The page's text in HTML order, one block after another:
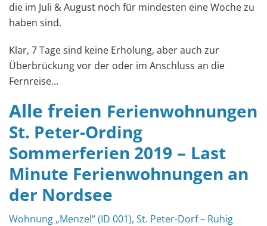
die im Juli & August noch für mindesten eine Woche zu
haben sind.
Klar, 7 Tage sind keine Erholung, aber auch zur
Überbrückung vor der oder im Anschluss an die
Fernreise…
Alle freien Ferienwohnungen
St. Peter-Ording
Sommerferien 2019 – Last
Minute Ferienwohnungen an
der Nordsee
Wohnung „Menzel“ (ID 001), St. Peter-Dorf – Ruhig